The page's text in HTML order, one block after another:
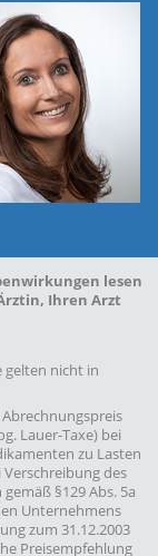
lesen
Ihren Arzt
gelten nicht in
Lauer-Taxe) bei
zu Lasten
des
§129 Abs. 5a
Unternehmens
zum 31.12.2003
Preisempfehlung